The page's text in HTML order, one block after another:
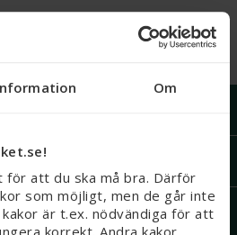
Om
för att du ska må bra. Därför
som möjligt, men de går inte
är t.ex. nödvändiga för att
visa den här sidan just nu.